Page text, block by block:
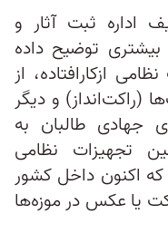
اداره ثبت آثار و
بیشتری توضیح داده
ازکارافتاده، از
(راکت‌انداز) و دیگر
جهادی طالبان به
تجهیزات نظامی
که اکنون داخل کشور
یا عکس در موزه‌ها